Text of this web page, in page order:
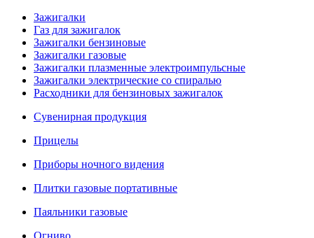
Зажигалки
Газ для зажигалок
Зажигалки бензиновые
Зажигалки газовые
Зажигалки плазменные электроимпульсные
Зажигалки электрические со спиралью
Расходники для бензиновых зажигалок
Сувенирная продукция
Прицелы
Приборы ночного видения
Плитки газовые портативные
Паяльники газовые
Огниво